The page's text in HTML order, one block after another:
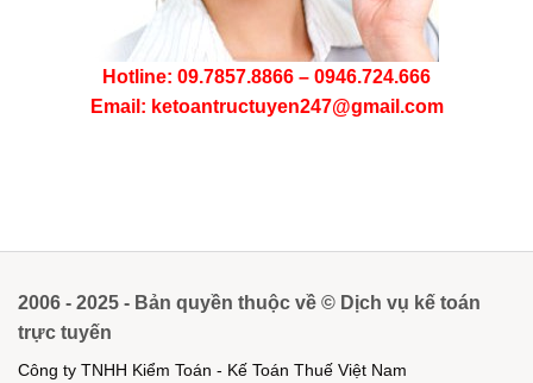
Hotline: 09.7857.8866 – 0946.724.666
Email: ketoantructuyen247@gmail.com
2006 - 2025 - Bản quyền thuộc về © Dịch vụ kế toán
trực tuyến
Công ty TNHH Kiểm Toán - Kế Toán Thuế Việt Nam